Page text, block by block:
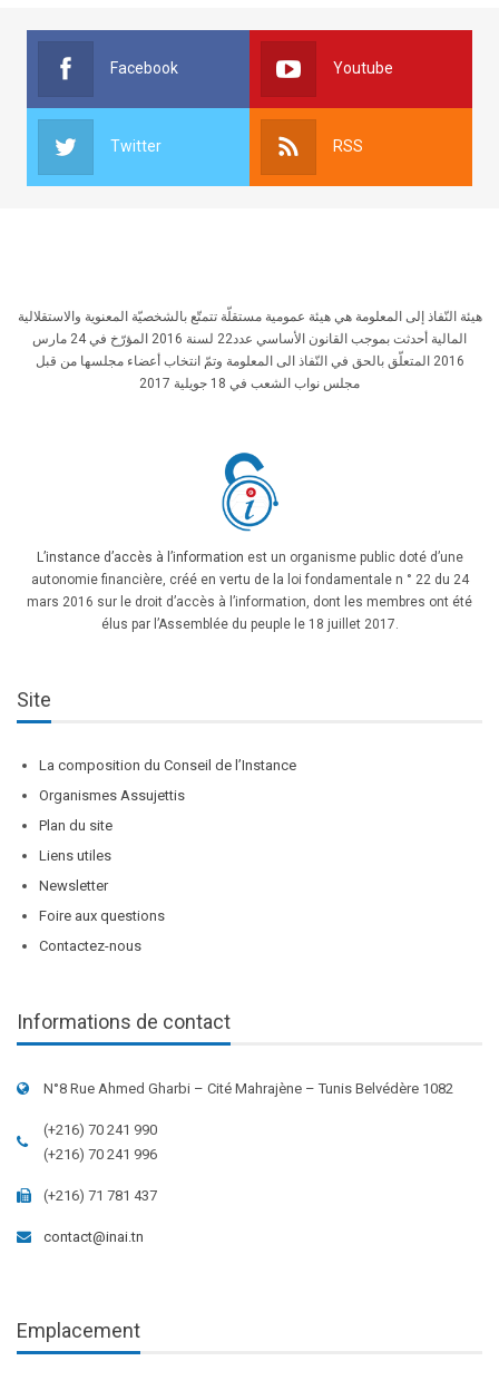
Facebook Youtube
Twitter RSS
هيئة النّفاذ إلى المعلومة هي هيئة عمومية مستقلّة تتمتّع بالشخصيّة المعنوية والاستقلالية
المالية أحدثت بموجب القانون الأساسي عدد22 لسنة 2016 المؤرّخ في 24 مارس
2016 المتعلّق بالحق في النّفاذ الى المعلومة وتمّ انتخاب أعضاء مجلسها من قبل
مجلس نواب الشعب في 18 جويلية 2017
L’instance d’accès à l’information est un organisme public doté d’une
autonomie financière, créé en vertu de la loi fondamentale n ° 22 du 24
mars 2016 sur le droit d’accès à l’information, dont les membres ont été
élus par l’Assemblée du peuple le 18 juillet 2017.
Site
La composition du Conseil de l’Instance
Organismes Assujettis
Plan du site
Liens utiles
Newsletter
Foire aux questions
Contactez-nous
Informations de contact
N°8 Rue Ahmed Gharbi – Cité Mahrajène – Tunis Belvédère 1082
(+216) 70 241 990
(+216) 70 241 996
(+216) 71 781 437
contact@inai.tn
Emplacement